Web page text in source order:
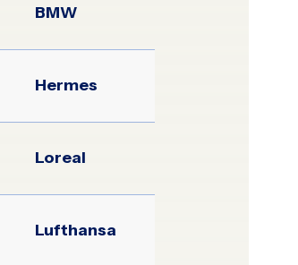
BMW
Hermes
Loreal
Lufthansa